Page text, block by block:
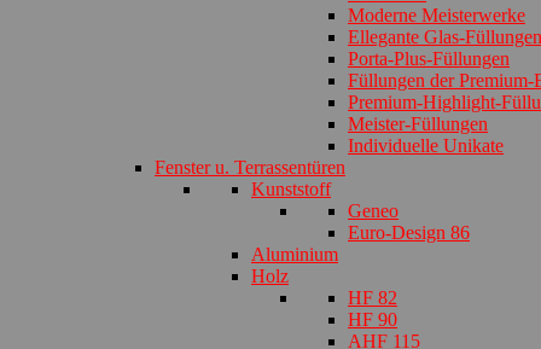
Moderne Meisterwerke
Ellegante Glas-Füllungen
Porta-Plus-Füllungen
Füllungen der Premium-
Premium-Highlight-
Meister-Füllungen
Individuelle Unikate
Fenster u. Terrassentüren
Kunststoff
Geneo
Euro-Design 86
Aluminium
Holz
HF 82
HF 90
AHF 115